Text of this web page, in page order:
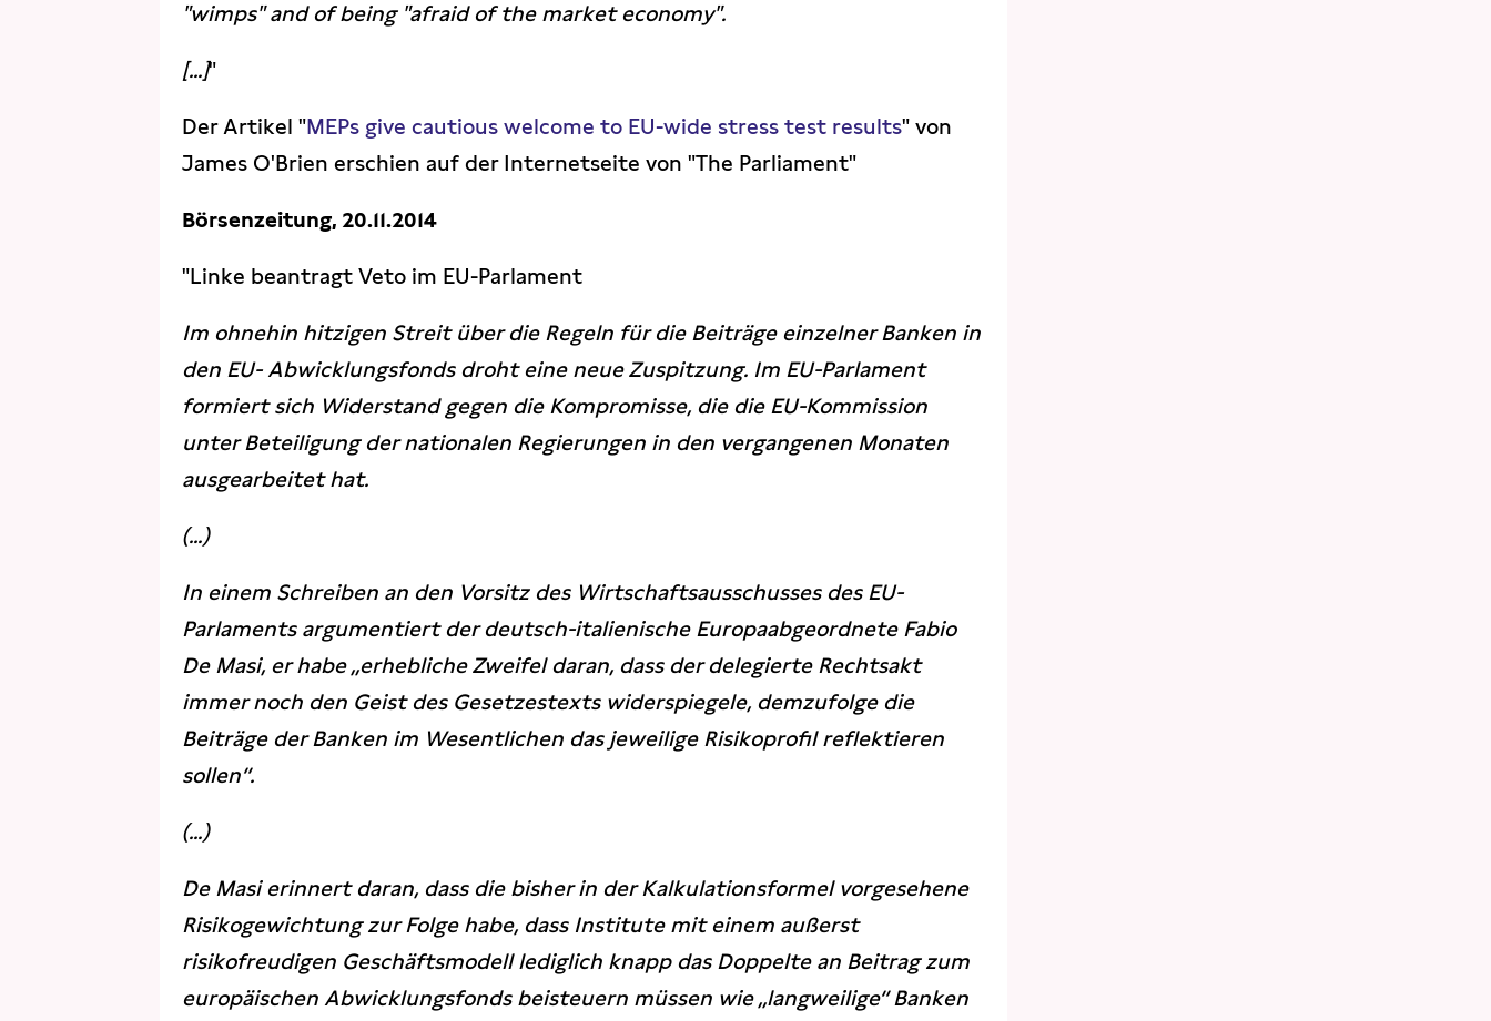
"wimps" and of being "afraid of the market economy".
[...]"
Der Artikel "MEPs give cautious welcome to EU-wide stress test results" von
James O'Brien erschien auf der Internetseite von "The Parliament"
Börsenzeitung, 20.11.2014
"Linke beantragt Veto im EU-Parlament
Im ohnehin hitzigen Streit über die Regeln für die Beiträge einzelner Banken in
den EU- Abwicklungsfonds droht eine neue Zuspitzung. Im EU-Parlament
formiert sich Widerstand gegen die Kompromisse, die die EU-Kommission
unter Beteiligung der nationalen Regierungen in den vergangenen Monaten
ausgearbeitet hat.
(...)
In einem Schreiben an den Vorsitz des Wirtschaftsausschusses des EU-
Parlaments argumentiert der deutsch-italienische Europaabgeordnete Fabio
De Masi, er habe ,,erhebliche Zweifel daran, dass der delegierte Rechtsakt
immer noch den Geist des Gesetzestexts widerspiegele, demzufolge die
Beiträge der Banken im Wesentlichen das jeweilige Risikoprofil reflektieren
sollen‘‘.
(...)
De Masi erinnert daran, dass die bisher in der Kalkulationsformel vorgesehene
Risikogewichtung zur Folge habe, dass Institute mit einem außerst
risikofreudigen Geschäftsmodell lediglich knapp das Doppelte an Beitrag zum
europäischen Abwicklungsfonds beisteuern müssen wie ,,langweilige‘‘ Banken